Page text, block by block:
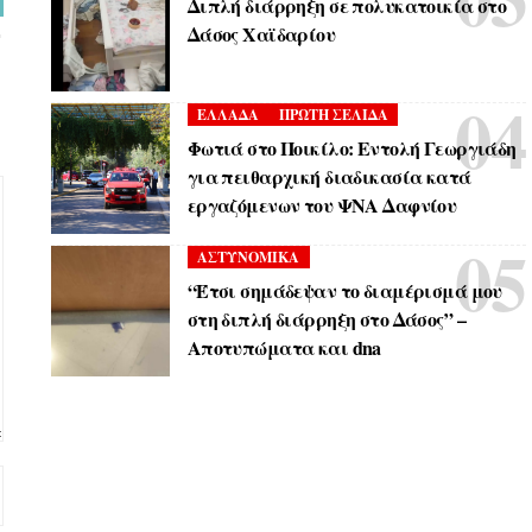
Διπλή διάρρηξη σε πολυκατοικία στο
Δάσος Χαϊδαρίου
ΕΛΛΑΔΑ ΠΡΩΤΗ ΣΕΛΙΔΑ
Φωτιά στο Ποικίλο: Εντολή Γεωργιάδη
για πειθαρχική διαδικασία κατά
εργαζόμενων του ΨΝΑ Δαφνίου
ΑΣΤΥΝΟΜΙΚΑ
“Έτσι σημάδεψαν το διαμέρισμά μου
στη διπλή διάρρηξη στο Δάσος” –
Αποτυπώματα και dna